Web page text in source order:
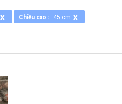
x Chiều cao : 45 cm x